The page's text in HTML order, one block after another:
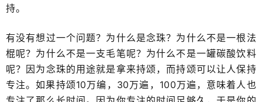
持。
有没有想过一个问题？为什么是念珠？为什么不是一根法
棍呢？为什么不是一支毛笔呢？为什么不是一罐碳酸饮料
呢？因为念珠的用途就是拿来持颂，而持颂可以让人保持
专注。如果持颂10万编，30万遍，100万遍，意味着人也